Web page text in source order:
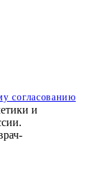
согласованию
и